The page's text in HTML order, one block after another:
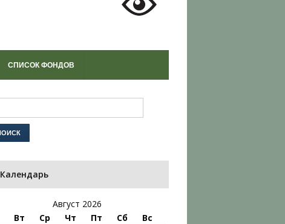
СПИСОК ФОНДОВ
Календарь
Август 2026
Вт Ср Чт Пт Сб
Вс